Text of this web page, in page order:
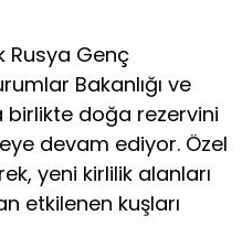
Rusya Genç
Bakanlığı ve
birlikte doğa rezervini
devam ediyor. Özel
yeni kirlilik alanları
etkilenen kuşları